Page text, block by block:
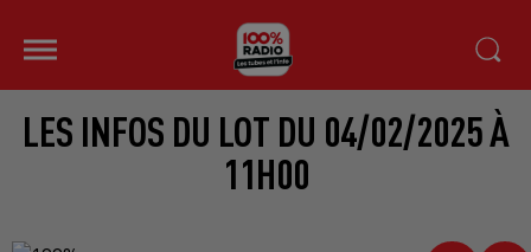
LES INFOS DU LOT DU 04/02/2025 À
11H00